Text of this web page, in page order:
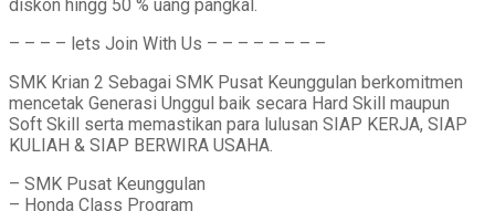
diskon hingg 50 % uang pangkal.
– – – – lets Join With Us – – – – – – – –
SMK Krian 2 Sebagai SMK Pusat Keunggulan berkomitmen
mencetak Generasi Unggul baik secara Hard Skill maupun
Soft Skill serta memastikan para lulusan SIAP KERJA, SIAP
KULIAH & SIAP BERWIRA USAHA.
– SMK Pusat Keunggulan
– Honda Class Program